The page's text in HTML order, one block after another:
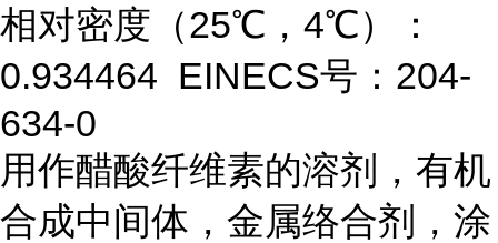
相对密度（25℃，4℃）：
0.934464 EINECS号：204-
634-0
用作醋酸纤维素的溶剂，有机
合成中间体，金属络合剂，涂